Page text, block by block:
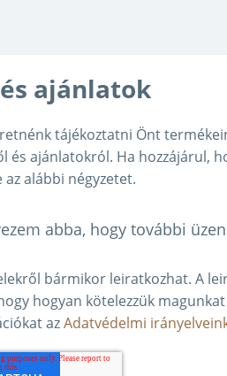
ajánlatok
tájékoztatni Önt
és ajánlatokról. Ha hozzájárul,
alábbi négyzetet.
abba, hogy további
bármikor leiratkozhat. A
hogyan kötelezzük
azAdatvédelmi